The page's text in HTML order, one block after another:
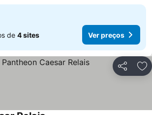
de 4 sites Ver preços
Partilhar